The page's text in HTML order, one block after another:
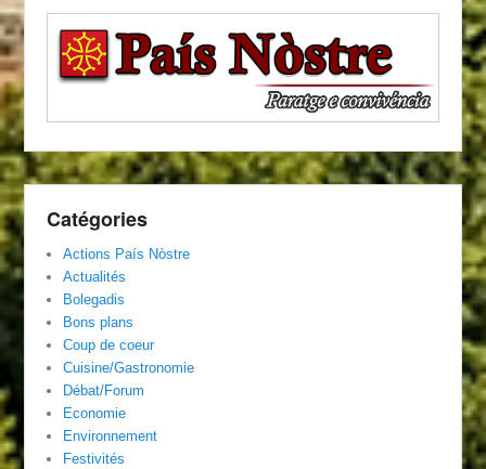
Catégories
Actions País Nòstre
Actualités
Bolegadis
Bons plans
Coup de coeur
Cuisine/Gastronomie
Débat/Forum
Economie
Environnement
Festivités